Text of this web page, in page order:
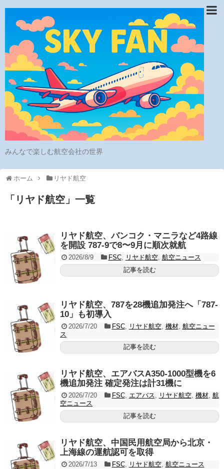
みんなで楽しむ航空会社の世界
ホーム リヤド航空
「 リヤド航空 」 一覧
リヤド航空、バンコク・マニラなど4路線
を開設 787-9で8〜9月に順次就航
2026/8/9 FSC, リヤド航空, 航空ニュース
記事を読む
リヤド航空、787を28機追加発注へ「787-
10」も初導入
2026/7/20 FSC, リヤド航空, 機材, 航空ニュー
ス
記事を読む
リヤド航空、エアバスA350-1000型機を6
機追加発注 確定発注は計31機に
2026/7/20 FSC, エアバス, リヤド航空, 機材, 航
空ニュース
記事を読む
リヤド航空、中国民用航空局から北京・
上海線の運航認可を取得
2026/7/13 FSC, リヤド航空, 航空ニュース